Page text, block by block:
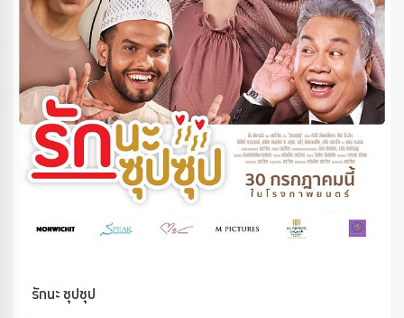
รักนะ ซุปซุป